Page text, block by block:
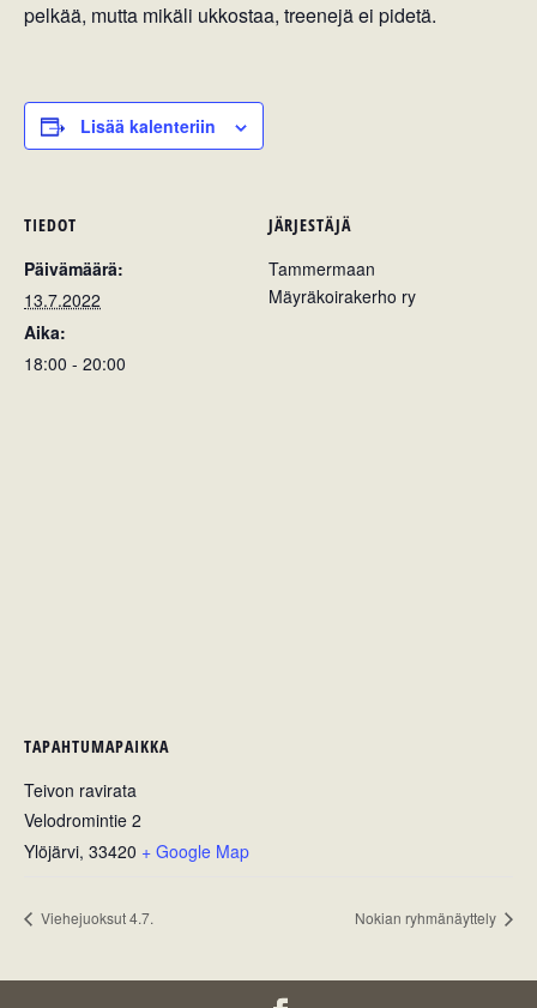
pelkää, mutta mikäli ukkostaa, treenejä ei pidetä.
Lisää kalenteriin
TIEDOT
Päivämäärä:
13.7.2022
Aika:
18:00 - 20:00
JÄRJESTÄJÄ
Tammermaan
Mäyräkoirakerho ry
TAPAHTUMAPAIKKA
Teivon ravirata
Velodromintie 2
Ylöjärvi, 33420 + Google Map
Viehejuoksut 4.7. Nokian ryhmänäyttely